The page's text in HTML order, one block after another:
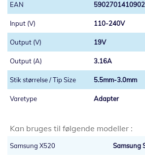
5902701410902
110-240V
19V
3.16A
5.5mm-3.0mm
Adapter
Kan bruges til følgende modeller :
Samsung X520 Samsung